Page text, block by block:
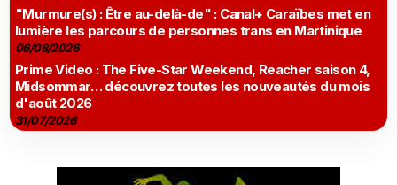
"Murmure(s) : Être au-delà-de" : Canal+ Caraïbes met en
lumière les parcours de personnes trans en Martinique
06/08/2026
Prime Video : The Five-Star Weekend, Reacher saison 4,
Midsommar… découvrez toutes les nouveautés du mois
d'août 2026
31/07/2026